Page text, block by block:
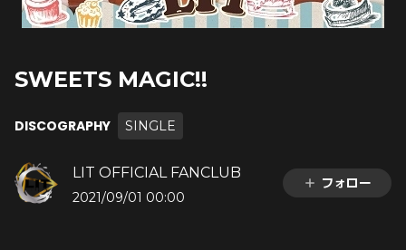
SWEETS MAGIC!!
DISCOGRAPHY SINGLE
LIT OFFICIAL FANCLUB
2021/09/01 00:00
フォロー